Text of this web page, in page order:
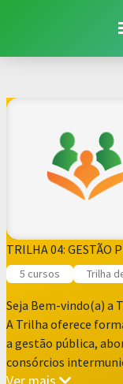
TRILHA 04: GESTÃO
5 cursos Trilha
Seja Bem-vindo(a) a
A Trilha oferece
a gestão pública,
consórcios